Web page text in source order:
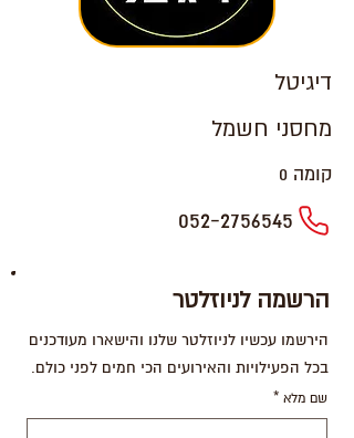
דיגיטל
מחסני חשמל
קומה 0
052-2756545
הרשמה לניוזלטר
הירשמו עכשיו לניוזלטר שלנו והישארו מעודכנים
בכל הפעילויות והאירועים הכי חמים לפני כולם.
שם מלא *